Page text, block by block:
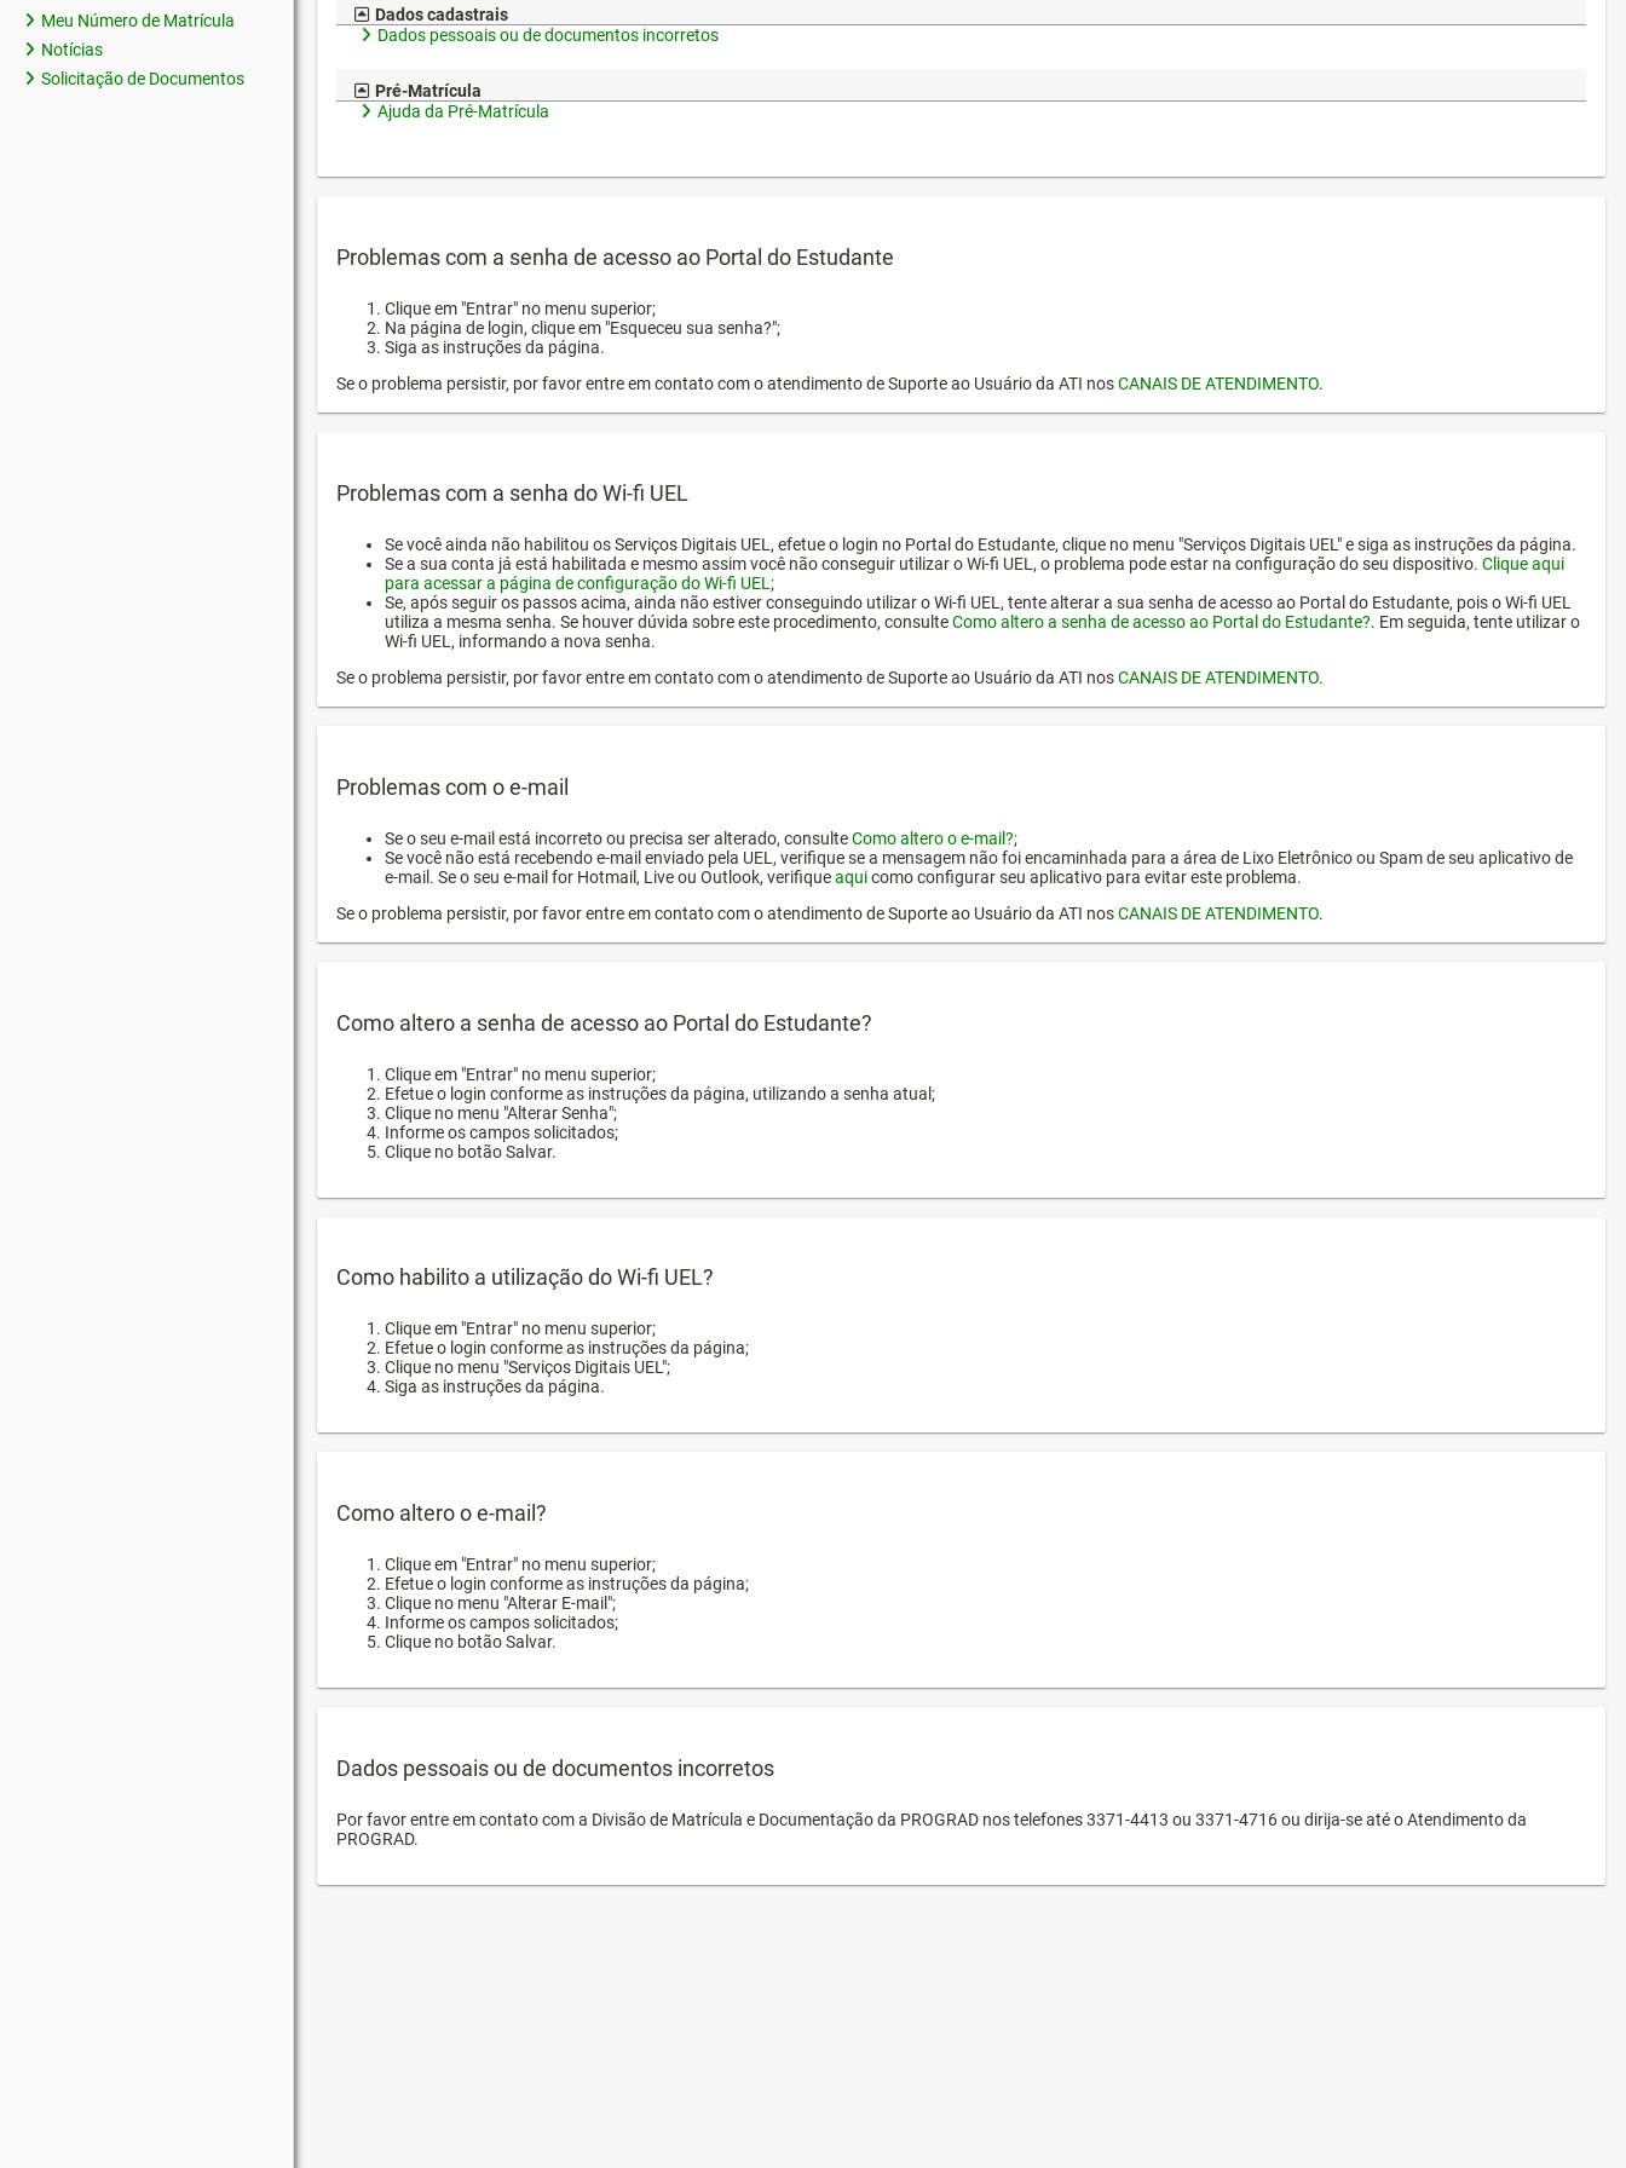
Meu Número de Matrícula
Notícias
Solicitação de Documentos
Dados cadastrais
Dados pessoais ou de documentos incorretos
Pré-Matrícula
Ajuda da Pré-Matrícula
Problemas com a senha de acesso ao Portal do Estudante
Clique em "Entrar" no menu superior;
Na página de login, clique em "Esqueceu sua senha?";
Siga as instruções da página.
Se o problema persistir, por favor entre em contato com o atendimento de Suporte ao Usuário da ATI nosCANAIS DE ATENDIMENTO.
Problemas com a senha do Wi-fi UEL
Se você ainda não habilitou os Serviços Digitais UEL, efetue o login no Portal do Estudante, clique no menu "Serviços Digitais UEL" e siga as instruções da página.
Se a sua conta já está habilitada e mesmo assim você não conseguir utilizar o Wi-fi UEL, o problema pode estar na configuração do seu dispositivo. Clique aqui
para acessar a página de configuração do Wi-fi UEL ;
Se, após seguir os passos acima, ainda não estiver conseguindo utilizar o Wi-fi UEL, tente alterar a sua senha de acesso ao Portal do Estudante, pois o Wi-fi UEL
utiliza a mesma senha. Se houver dúvida sobre este procedimento, consulteComo altero a senha de acesso ao Portal do Estudante?. Em seguida, tente utilizar o
Wi-fi UEL, informando a nova senha.
Se o problema persistir, por favor entre em contato com o atendimento de Suporte ao Usuário da ATI nosCANAIS DE ATENDIMENTO.
Problemas com o e-mail
Se o seu e-mail está incorreto ou precisa ser alterado, consulteComo altero o e-mail?;
Se você não está recebendo e-mail enviado pela UEL, verifique se a mensagem não foi encaminhada para a área de Lixo Eletrônico ou Spam de seu aplicativo de
e-mail. Se o seu e-mail for Hotmail, Live ou Outlook, verifiqueaquicomo configurar seu aplicativo para evitar este problema.
Se o problema persistir, por favor entre em contato com o atendimento de Suporte ao Usuário da ATI nosCANAIS DE ATENDIMENTO.
Como altero a senha de acesso ao Portal do Estudante?
Clique em "Entrar" no menu superior;
Efetue o login conforme as instruções da página, utilizando a senha atual;
Clique no menu "Alterar Senha";
Informe os campos solicitados;
Clique no botão Salvar.
Como habilito a utilização do Wi-fi UEL?
Clique em "Entrar" no menu superior;
Efetue o login conforme as instruções da página;
Clique no menu "Serviços Digitais UEL";
Siga as instruções da página.
Como altero o e-mail?
Clique em "Entrar" no menu superior;
Efetue o login conforme as instruções da página;
Clique no menu "Alterar E-mail";
Informe os campos solicitados;
Clique no botão Salvar.
Dados pessoais ou de documentos incorretos
Por favor entre em contato com a Divisão de Matrícula e Documentação da PROGRAD nos telefones 3371-4413 ou 3371-4716 ou dirija-se até o Atendimento da
PROGRAD.